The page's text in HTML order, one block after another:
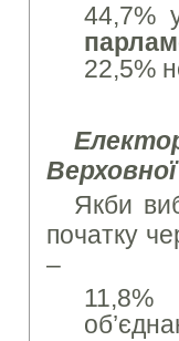
44,7%
22,5%
Якби
початку
–
11,8%